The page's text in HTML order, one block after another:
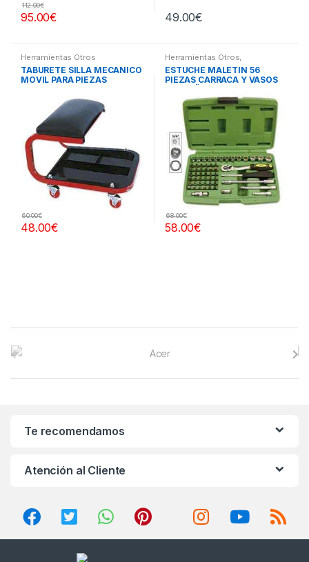
95.00€
112.00€
49.00€
Herramientas Otros
TABURETE SILLA MECANICO
MOVIL PARA PIEZAS
48.00€
60.00€
Herramientas Otros,
Herramientas De Mano,
Herramientas De Mano,
Maletines Herramientas,
Extractores, Compresímetros,
ESTUCHE MALETIN 56
PIEZAS CARRACA Y VASOS
58.00€
68.00€
a
Te recomendamos
Atención al Cliente